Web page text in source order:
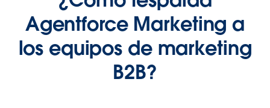
Agentforce Marketing a
los equipos de marketing
B2B?